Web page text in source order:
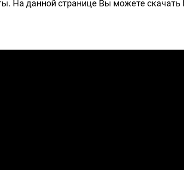
На данной странице Вы можете скачать